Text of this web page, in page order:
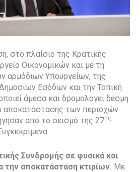
στο πλαίσιο της Κρατικής
Οικονομικών και με τη
αρμόδιων Υπουργείων, της
Εσόδων και την Τοπική
άμεσα και δρομολογεί δέσμη
αποκατάστασης των περιοχών
από το σεισμό της 27ης
Συνδρομής σε φυσικά και
την αποκατάσταση κτιρίων. Με